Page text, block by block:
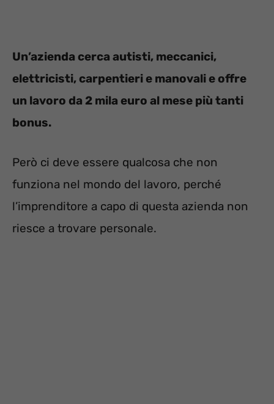
Un’azienda cerca autisti, meccanici,
elettricisti, carpentieri e manovali e offre
un lavoro da 2 mila euro al mese più tanti
bonus.
Però ci deve essere qualcosa che non
funziona nel mondo del lavoro, perché
l’imprenditore a capo di questa azienda non
riesce a trovare personale.